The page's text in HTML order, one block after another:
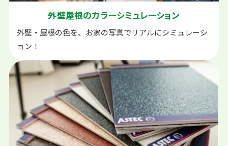
外壁屋根のカラーシミュレーション
外壁・屋根の色を、お家の写真でリアルにシミュレーシ
ョン！